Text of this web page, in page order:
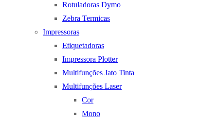
Rotuladoras Dymo
Zebra Termicas
Impressoras
Etiquetadoras
Impressora Plotter
Multifunções Jato Tinta
Multifunções Laser
Cor
Mono